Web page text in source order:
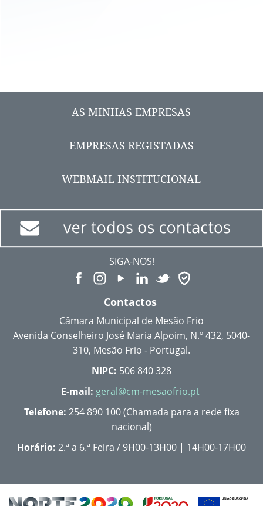
AS MINHAS EMPRESAS
EMPRESAS REGISTADAS
WEBMAIL INSTITUCIONAL
SIGA-NOS!
Contactos
Câmara Municipal de Mesão Frio
Avenida Conselheiro José Maria Alpoim, N.º 432, 5040-
310, Mesão Frio - Portugal.
NIPC: 506 840 328
E-mail: geral@cm-mesaofrio.pt
Telefone: 254 890 100 (Chamada para a rede fixa
nacional)
Horário: 2.ª a 6.ª Feira / 9H00-13H00 | 14H00-17H00